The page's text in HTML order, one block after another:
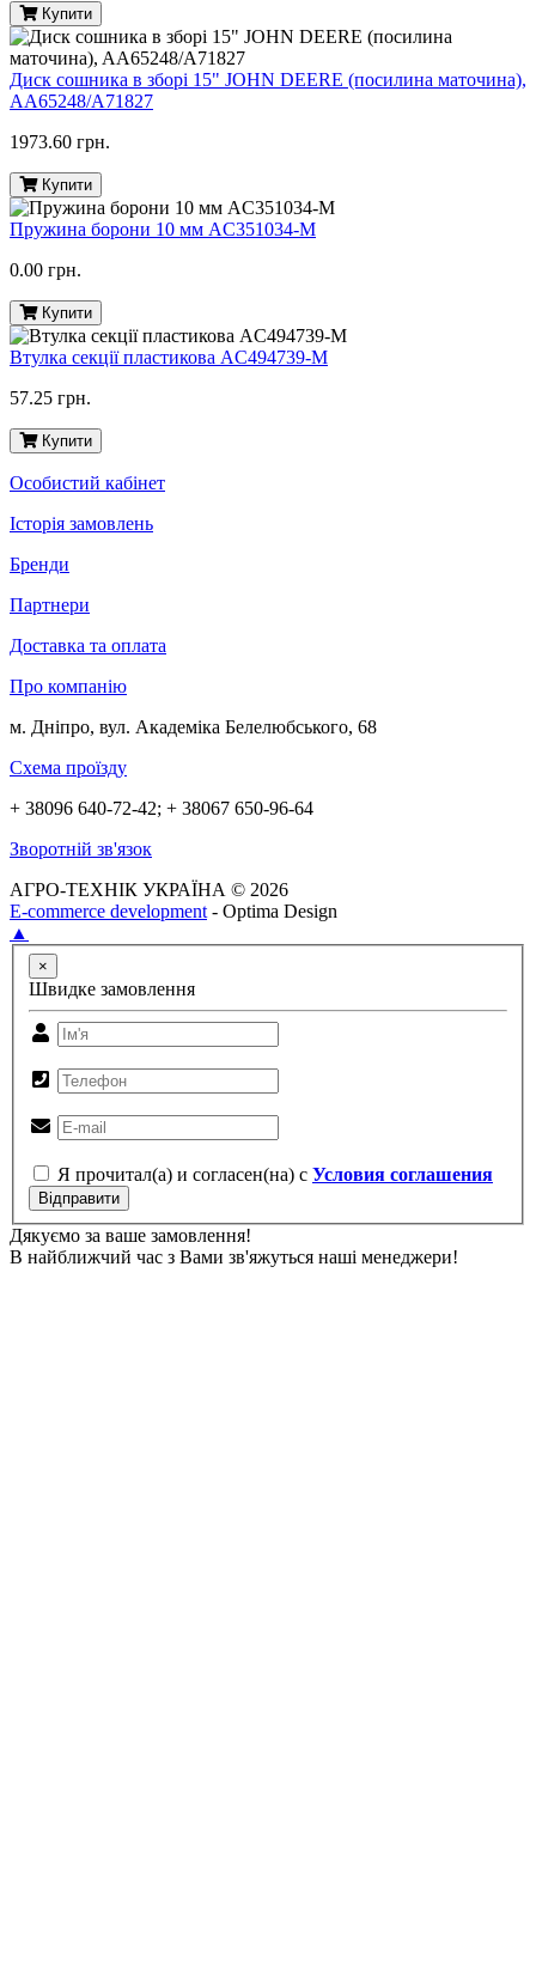
Купити
Диск сошника в зборі 15" JOHN DEERE (посилина маточина),
AA65248/A71827
1973.60 грн.
Купити
Пружина борони 10 мм AC351034-M
0.00 грн.
Купити
Втулка секції пластикова AC494739-M
57.25 грн.
Купити
Особистий кабінет
Історія замовлень
Бренди
Партнери
Доставка та оплата
Про компанію
м. Дніпро, вул. Академіка Белелюбського, 68
Схема проїзду
+ 38096 640-72-42; + 38067 650-96-64
Зворотній зв'язок
АГРО-ТЕХНІК УКРАЇНА © 2026
E-commerce development - Optima Design
▲
×
Швидке замовлення
Я прочитал(а) и согласен(на) с Условия соглашения
Відправити
Дякуємо за ваше замовлення!
В найближчий час з Вами зв'яжуться наші менеджери!